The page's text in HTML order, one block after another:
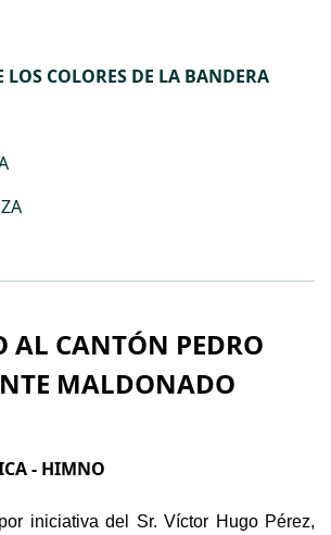
LOS COLORES DE LA BANDERA
AL CANTÓN PEDRO
MALDONADO
- HIMNO
iniciativa del Sr. Víctor Hugo Pérez,